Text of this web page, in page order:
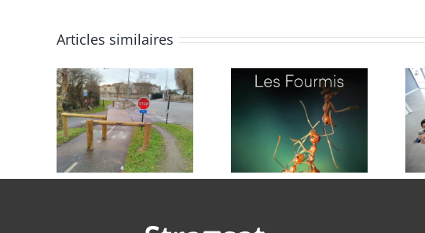
Articles similaires
Et le perdant
est … le client
Produit –>
Service –>
Expérience